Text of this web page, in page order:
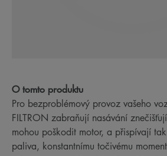
O tomto produktu
Pro bezproblémový provoz vašeho
FILTRON zabraňují nasávání
mohou poškodit motor, a přispívají
paliva, konstantnímu točivému